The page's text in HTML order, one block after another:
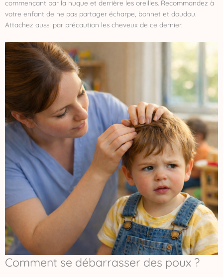
commençant par la nuque et derrière les oreilles. Recommandez à
votre enfant de ne pas partager écharpe, bonnet et doudou.
Attachez aussi par précaution les cheveux de ce dernier.
Comment se débarrasser des poux ?